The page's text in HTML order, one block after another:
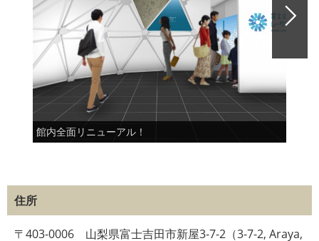
館内全面リニューアル！
住所
〒403-0006 山梨県富士吉田市新屋3-7-2（3-7-2, Araya,